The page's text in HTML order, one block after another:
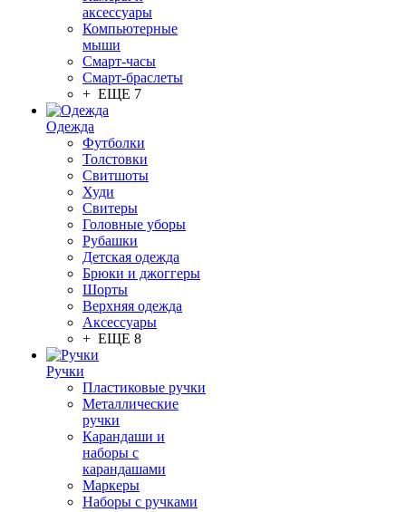
аксессуары
Компьютерные
мыши
Смарт-часы
Смарт-браслеты
+ ЕЩЕ 7
Одежда
Футболки
Толстовки
Свитшоты
Худи
Свитеры
Головные уборы
Рубашки
Детская одежда
Брюки и джоггеры
Шорты
Верхняя одежда
Аксессуары
+ ЕЩЕ 8
Ручки
Пластиковые ручки
Металлические
ручки
Карандаши и
наборы с
карандашами
Маркеры
Наборы с ручками